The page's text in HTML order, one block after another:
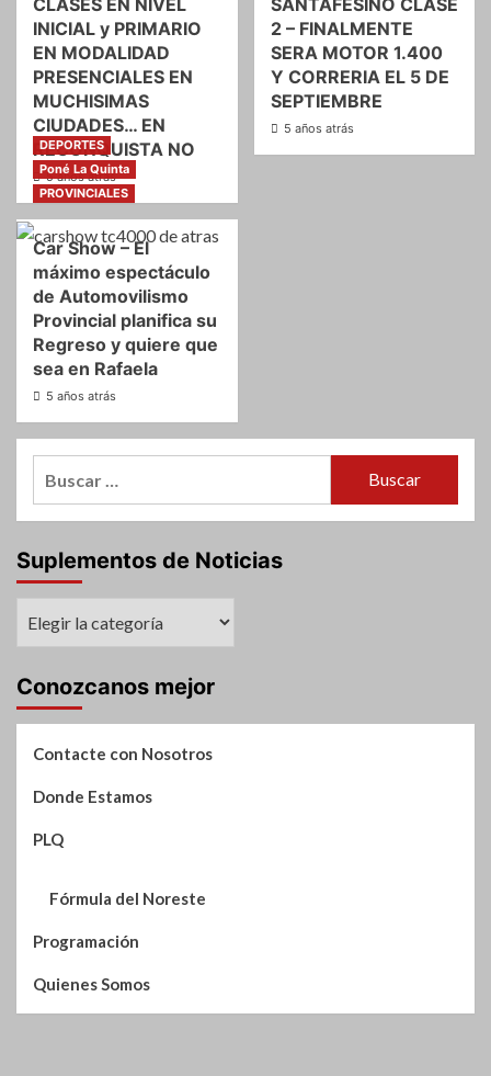
INICIAL y PRIMARIO
EN MODALIDAD
PRESENCIALES EN
MUCHISIMAS
CIUDADES… EN
RECONQUISTA NO
5 años atrás
2 – FINALMENTE
SERA MOTOR 1.400
Y CORRERIA EL 5 DE
SEPTIEMBRE
5 años atrás
DEPORTES
Poné La Quinta
PROVINCIALES
Car Show – El
máximo espectáculo
de Automovilismo
Provincial planifica su
Regreso y quiere que
sea en Rafaela
5 años atrás
Suplementos de Noticias
Conozcanos mejor
Contacte con Nosotros
Donde Estamos
PLQ
Fórmula del Noreste
Programación
Quienes Somos